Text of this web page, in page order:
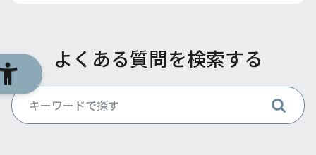
Q.
か？
ら、なぜやめてしまうのですか？
Q.
東武カードにはPASMOが付いておらず、別
のPASMOが必要とのことだが、どうしたら
Q. 東武カードアプリでどんなことができます
か？
Q.利用明細はどうすれば確認できますか？
Q. 店頭で分割払いをするにはどうすればよい
ですか？
Q.東武カードのETCスルーカードのお申し込
よくある質問を検索する